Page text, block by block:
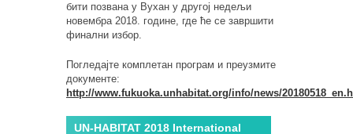
бити позвана у Вухан у другој недељи
новембра 2018. године, где ће се завршити
финални избор.
Погледајте комплетан програм и преузмите
документе:
http://www.fukuoka.unhabitat.org/info/news/
UN-HABITAT 2018 International